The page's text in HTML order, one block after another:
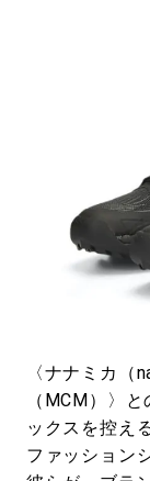
#Commune
#ととけん
#LIFESTYLE
〈ナナミカ（
（MCM）〉
ックスを控え
ファッション